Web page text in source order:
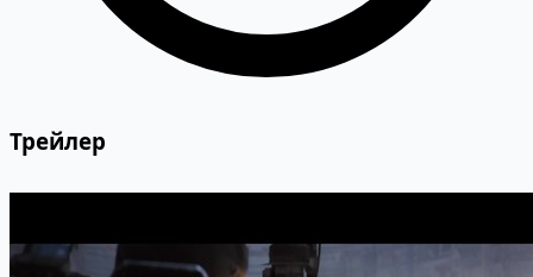
Трейлер